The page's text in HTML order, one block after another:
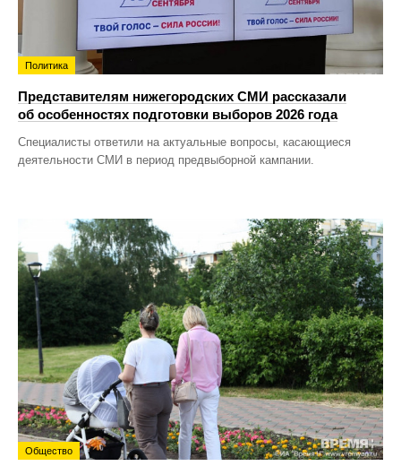
Политика
Представителям нижегородских СМИ рассказали
об особенностях подготовки выборов 2026 года
Специалисты ответили на актуальные вопросы, касающиеся
деятельности СМИ в период предвыборной кампании.
Общество